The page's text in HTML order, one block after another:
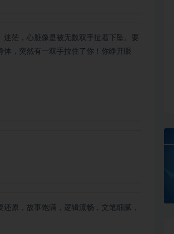
茫，心脏像是被无数双手扯着下坠。要
，突然有一双手拉住了你！你睁开眼
原，故事饱满，逻辑流畅，文笔细腻，